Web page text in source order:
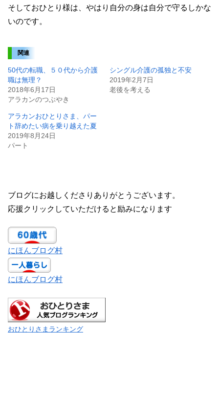
そしておひとり様は、やはり自分の身は自分で守るしかな
いのです。
関連
50代の転職、５０代から介護
職は無理？
2018年6月17日
アラカンのつぶやき
シングル介護の孤独と不安
2019年2月7日
老後を考える
アラカンおひとりさま、パー
ト辞めたい病を乗り越えた夏
2019年8月24日
パート
ブログにお越しくださりありがとうございます。
応援クリックしていただけると励みになります
にほんブログ村
にほんブログ村
おひとりさまランキング